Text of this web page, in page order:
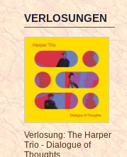
VERLOSUNGEN
Verlosung: The Harper
Trio - Dialogue of
Thoughts